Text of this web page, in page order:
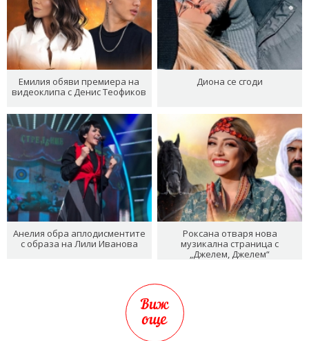
Емилия обяви премиера на
видеоклипа с Денис Теофиков
Диона се сгоди
Анелия обра аплодисментите
с образа на Лили Иванова
Роксана отваря нова
музикална страница с
„Джелем, Джелем“
Виж
още